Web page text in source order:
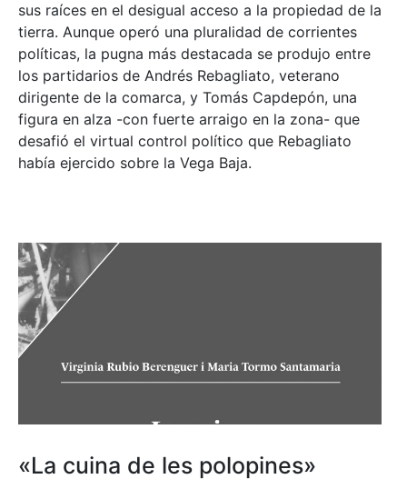
sus raíces en el desigual acceso a la propiedad de la
tierra. Aunque operó una pluralidad de corrientes
políticas, la pugna más destacada se produjo entre
los partidarios de Andrés Rebagliato, veterano
dirigente de la comarca, y Tomás Capdepón, una
figura en alza -con fuerte arraigo en la zona- que
desafió el virtual control político que Rebagliato
había ejercido sobre la Vega Baja.
«La cuina de les polopines»